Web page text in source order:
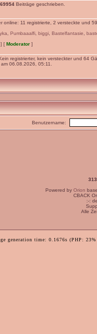
Beiträge geschrieben.
online: 11 registrierte, 2 versteckte und
Pumbaaalfi biggi Bastelfantasie
] [ Moderator ]
registrierter, kein versteckter und 64
06.08.2026, 05:11.
Benutzername:
Powered by Orion
CBACK
:-:
Alle
generation time: 0.1676s (PHP: